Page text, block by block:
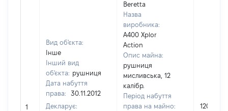
1
Вид об'єкта:
Інше
Інший вид
об'єкта: рушниця
Дата набуття
права:
30.11.2012
Декларує:
Beretta
Назва
виробника:
A400 Xplor
Action
Опис майна:
рушниця
мисливська, 12
калібр.
Період набуття
права на майно:
12000